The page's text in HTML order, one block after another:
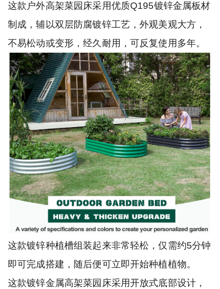
这款户外高架菜园床采用优质Q195镀锌金属板材
制成，辅以双层防腐镀锌工艺，外观美观大方，
不易松动或变形，经久耐用，可反复使用多年。
这款镀锌种植槽组装起来非常轻松，仅需约5分钟
即可完成搭建，随后便可立即开始种植植物。
这款镀锌金属高架菜园床采用开放式底部设计，